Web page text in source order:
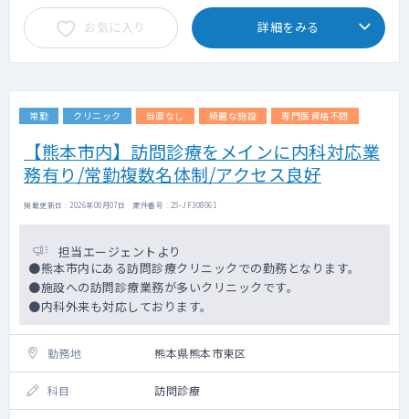
回/月くらいでしたので、3人でコールを割り
振るともう少し少なくなると思われます）
・お看取りは年間で70～80件ありますが、夜
間・休日は基本的にオンコール担当医が対応
・検査機器：ポータブル超音波装置、ポータ
＜1日のスケジュール＞
9:00～ 出発
～12:00 医院に戻り休憩
13:00～ 出発
～17:00 医院に戻り
～17:30 終了
お気に入り 詳細をみる
常勤 クリニック 当直なし 綺麗な施設 専門医資格不問
【熊本市内】訪問診療をメインに内科対応業
務有り/常勤複数名体制/アクセス良好
掲載更新日 : 2026年08月07日 案件番号 : 25-JF308061
担当エージェントより
●熊本市内にある訪問診療クリニックでの勤務となります。
●施設への訪問診療業務が多いクリニックです。
●内科外来も対応しております。
勤務地 熊本県熊本市東区
科目 訪問診療